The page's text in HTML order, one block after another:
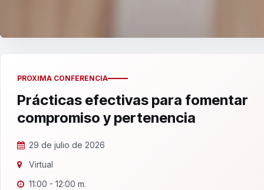
PROXIMA CONFERENCIA
Prácticas efectivas para fomentar
compromiso y pertenencia
29 de julio de 2026
Virtual
11:00 - 12:00 m.